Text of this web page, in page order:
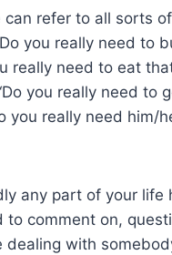
can refer to all sorts
you really need to
really need to eat
you really need to
you really need him/
any part of your life
to comment on,
dealing with